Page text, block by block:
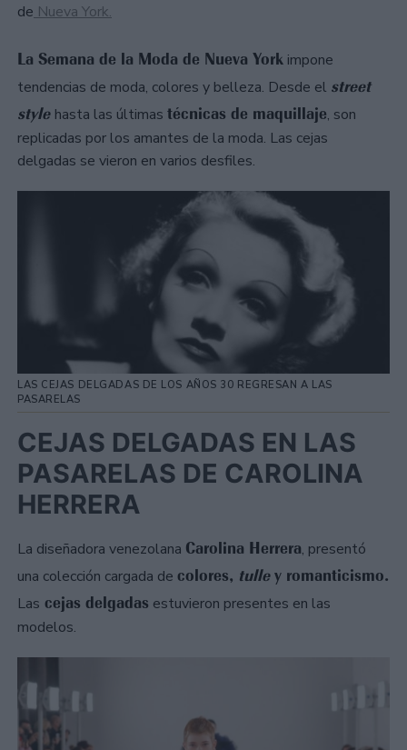
de Nueva York.
La Semana de la Moda de Nueva York impone
tendencias de moda, colores y belleza. Desde el street
style hasta las últimas técnicas de maquillaje, son
replicadas por los amantes de la moda. Las cejas
delgadas se vieron en varios desfiles.
LAS CEJAS DELGADAS DE LOS AÑOS 30 REGRESAN A LAS
PASARELAS
CEJAS DELGADAS EN LAS
PASARELAS DE CAROLINA
HERRERA
La diseñadora venezolana Carolina Herrera, presentó
una colección cargada de colores, tulley romanticismo.
Las cejas delgadas estuvieron presentes en las
modelos.